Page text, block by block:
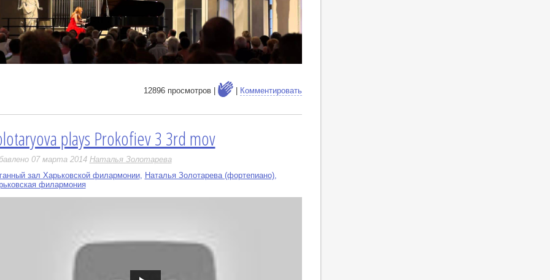
12896 просмотров | Комментировать
plays Prokofiev 3 3rd mov
07 марта 2014 Наталья Золотарева
зал Харьковской филармонии, Наталья Золотарева (фортепиано),
филармония